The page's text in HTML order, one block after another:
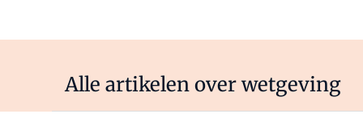
Alle artikelen over wetgeving